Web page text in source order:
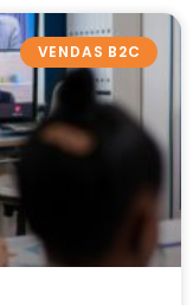
VENDAS B2C